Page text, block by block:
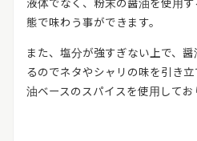
液体でなく、粉末の醤油を使用
態で味わう事ができます。
また、塩分が強すぎない上で、
るのでネタやシャリの味を引き
油ベースのスパイスを使用してお